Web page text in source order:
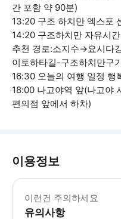
간 포함 약 90분)
13:20 구조 하치만 엑스포
14:20 구조하치만 자유시
추천 경로:소지수→요시다
이토하타길-구조하치만구
16:30 오늘의 여행 일정 행
18:00 나고야역 앞(나고야
편의점 앞에서 하차)
이용정보
이런건 주의하세요
유의사항